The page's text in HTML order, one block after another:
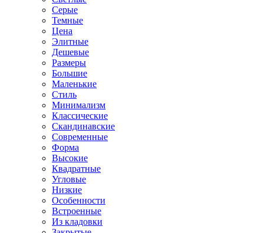
Серые
Темные
Цена
Элитные
Дешевые
Размеры
Большие
Маленькие
Стиль
Минимализм
Классические
Скандинавские
Современные
Форма
Высокие
Квадратные
Угловые
Низкие
Особенности
Встроенные
Из кладовки